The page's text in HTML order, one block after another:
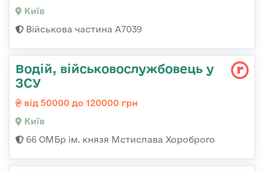
Київ
Військова частина А7039
Водій, військовослужбовець у
ЗСУ
від 50000 до 120000 грн
Київ
66 ОМБр ім. князя Мстислава Хороброго